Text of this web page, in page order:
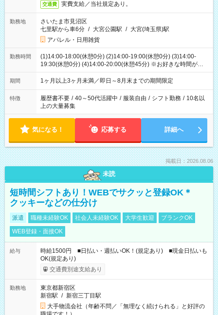
交通費 実費支給／当社規定あり。
勤務地
さいたま市見沼区
七里駅から車6分 / 大宮公園駅 / 大宮(埼玉県)駅
アパレル・日用雑貨
勤務時間
(1)14:00-18:00(休憩0分) (2)14:00-19:00(休憩0分) (3)14:00-
19:30(休憩0分) (4)14:00-20:00(休憩45分) ※お好きな時間が選べ
ます
期間 1ヶ月以上3ヶ月未満／即日～8月末までの期間限定
特徴 履歴書不要 / 40～50代活躍中 / 服装自由 / シフト勤務 / 10名以
上の大量募集
気になる！ 応募する 詳細へ
掲載日：2026.08.06
未読
短時間シフトあり！WEBでサクッと登録OK＊
クッキーなどの仕分け
派遣 職種未経験OK 社会人未経験OK 大学生歓迎
ブランクOK
WEB登録・面接OK
給与
時給1500円 ■日払い・週払いOK！(規定あり) ■現金日払いも
OK(規定あり)
交通費別途支給あり
勤務地
東京都新宿区
新宿駅 / 新宿三丁目駅
大手物流会社（年齢不問／「無理なく続けられる」と好評の